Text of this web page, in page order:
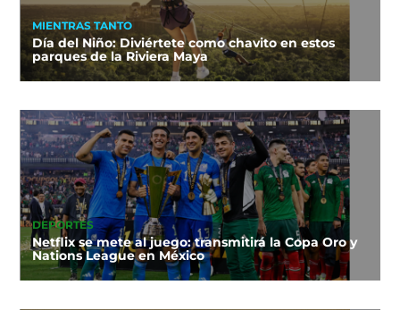
MIENTRAS TANTO
Día del Niño: Diviértete como chavito en estos
parques de la Riviera Maya
DEPORTES
Netflix se mete al juego: transmitirá la Copa Oro y
Nations League en México